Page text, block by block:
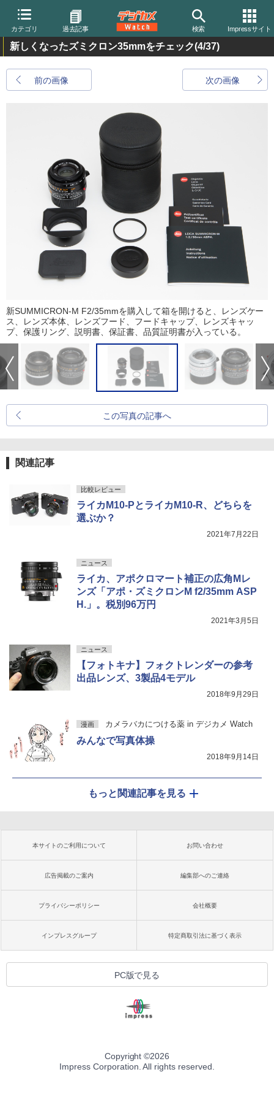
カテゴリ 過去記事 検索 Impressサイト
新しくなったズミクロン35mmをチェック(4/37)
前の画像 次の画像
新SUMMICRON-M F2/35mmを購入して箱を開けると、レンズケー
ス、レンズ本体、レンズフード、フードキャップ、レンズキャッ
プ、保護リング、説明書、保証書、品質証明書が入っている。
この写真の記事へ
関連記事
比較レビュー
ライカM10-PとライカM10-R、どちらを
選ぶか？
2021年7月22日
ニュース
ライカ、アポクロマート補正の広角Mレ
ンズ「アポ・ズミクロンM f2/35mm ASP
H.」。税別96万円
2021年3月5日
ニュース
【フォトキナ】フォクトレンダーの参考
出品レンズ、3製品4モデル
2018年9月29日
漫画 カメラバカにつける薬 in デジカメ Watch
みんなで写真体操
2018年9月14日
もっと関連記事を見る
本サイトのご利用について お問い合わせ
広告掲載のご案内 編集部へのご連絡
プライバシーポリシー 会社概要
インプレスグループ 特定商取引法に基づく表示
PC版で見る
Copyright ©2026
Impress Corporation. All rights reserved.